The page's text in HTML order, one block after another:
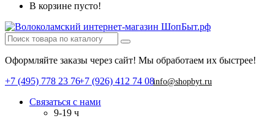
В корзине пусто!
Оформляйте заказы через сайт! Мы обработаем их быстрее!
+7 (495) 778 23 76+7 (926) 412 74 08info@shopbyt.ru
Связаться с нами
9-19 ч